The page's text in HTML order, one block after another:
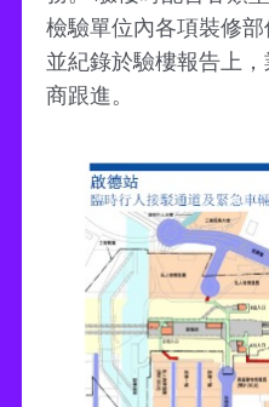
檢驗單位內各項裝修部
並紀錄於驗樓報告上
商跟進。